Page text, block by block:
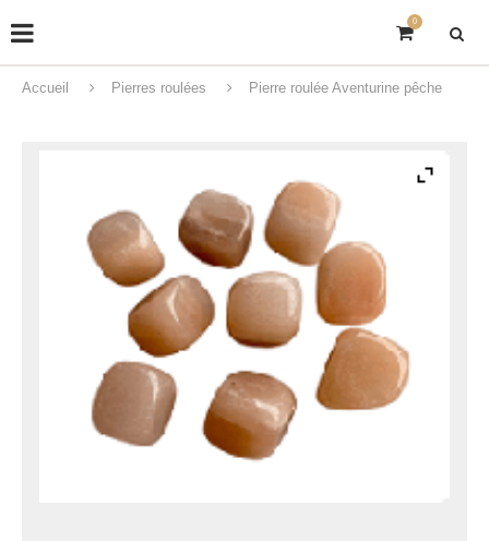
0
Accueil Pierres roulées Pierre roulée Aventurine pêche